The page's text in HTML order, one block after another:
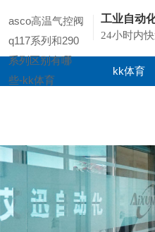
asco高温气控阀
q117系列和290
系列区别有哪
些-kk体育
工业自动
24小时内
kk体育